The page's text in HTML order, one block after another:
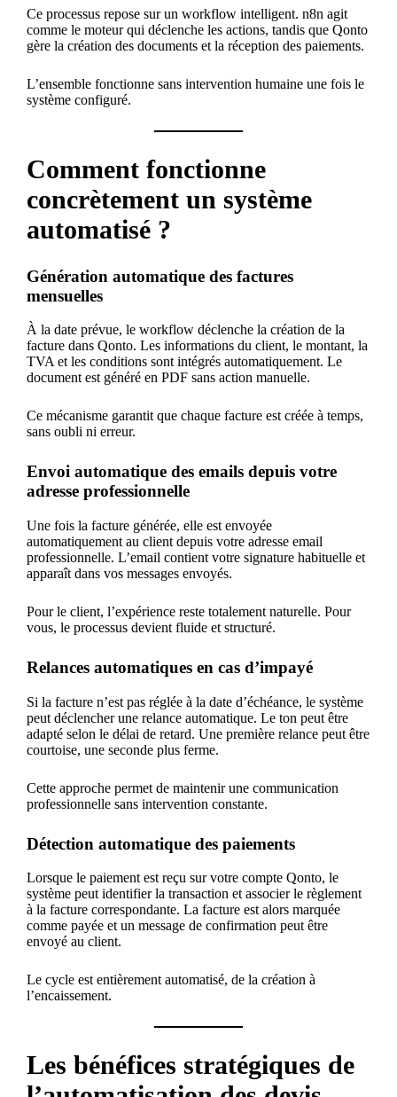
Ce processus repose sur un workflow intelligent. n8n agit
comme le moteur qui déclenche les actions, tandis que Qonto
gère la création des documents et la réception des paiements.
L’ensemble fonctionne sans intervention humaine une fois le
système configuré.
Comment fonctionne
concrètement un système
automatisé ?
Génération automatique des factures
mensuelles
À la date prévue, le workflow déclenche la création de la
facture dans Qonto. Les informations du client, le montant, la
TVA et les conditions sont intégrés automatiquement. Le
document est généré en PDF sans action manuelle.
Ce mécanisme garantit que chaque facture est créée à temps,
sans oubli ni erreur.
Envoi automatique des emails depuis votre
adresse professionnelle
Une fois la facture générée, elle est envoyée
automatiquement au client depuis votre adresse email
professionnelle. L’email contient votre signature habituelle et
apparaît dans vos messages envoyés.
Pour le client, l’expérience reste totalement naturelle. Pour
vous, le processus devient fluide et structuré.
Relances automatiques en cas d’impayé
Si la facture n’est pas réglée à la date d’échéance, le système
peut déclencher une relance automatique. Le ton peut être
adapté selon le délai de retard. Une première relance peut être
courtoise, une seconde plus ferme.
Cette approche permet de maintenir une communication
professionnelle sans intervention constante.
Détection automatique des paiements
Lorsque le paiement est reçu sur votre compte Qonto, le
système peut identifier la transaction et associer le règlement
à la facture correspondante. La facture est alors marquée
comme payée et un message de confirmation peut être
envoyé au client.
Le cycle est entièrement automatisé, de la création à
l’encaissement.
Les bénéfices stratégiques de